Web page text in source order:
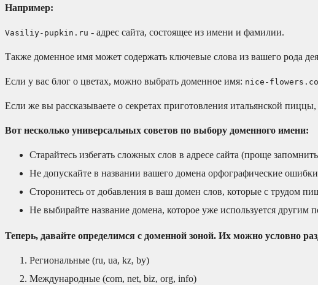
Например:
Vasiliy-pupkin.ru - адрес сайта, состоящее из имени и фамилии.
Также доменное имя может содержать ключевые слова из вашего рода
Если у вас блог о цветах, можно выбрать доменное имя: nice-
Если же вы рассказываете о секретах приготовления итальянской
Вот несколько универсальных советов по выбору доменного имени:
Старайтесь избегать сложных слов в адресе сайта (проще
Не допускайте в названии вашего домена орфографические ошибки
Сторонитесь от добавления в ваш домен слов, которые с трудом
Не выбирайте название домена, которое уже используется
Теперь, давайте определимся с доменной зоной. Их можно условно
Региональные (ru, ua, kz, by)
Международные (com, net, biz, org, info)